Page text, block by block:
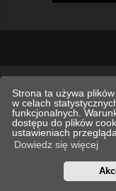
Strona ta używa
w celach
funkcjonalnych.
dostępu do plików
ustawieniach
Dowiedz się więcej
Polityka prywatności.
Technologię dostarczaphpBB®
Polski pakiet językowy dostarcza
we_universal created by
phpBB SEO